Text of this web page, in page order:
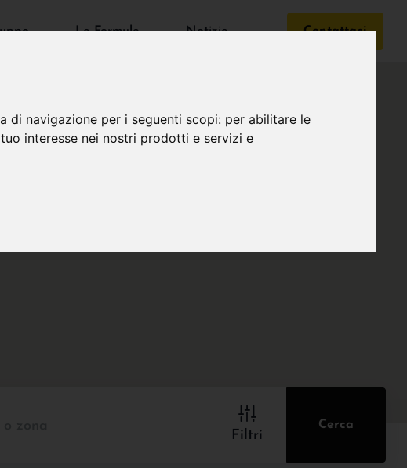
di navigazione per i seguenti scopi: per abilitare le
interesse nei nostri prodotti e servizi e
Le Formule Notizie Contattaci
Filtri
Cerca